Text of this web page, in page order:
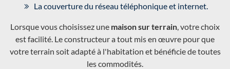
La couverture du réseau téléphonique et internet.
Lorsque vous choisissez une maison sur terrain , votre choix
est facilité. Le constructeur a tout mis en œuvre pour que
votre terrain soit adapté à l'habitation et bénéficie de toutes
les commodités.